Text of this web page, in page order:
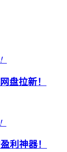
盘拉新！
利神器！